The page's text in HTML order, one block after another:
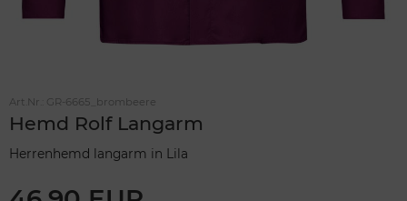
Art.Nr.: GR-6665_brombeere
Hemd Rolf Langarm
Herrenhemd langarm in Lila